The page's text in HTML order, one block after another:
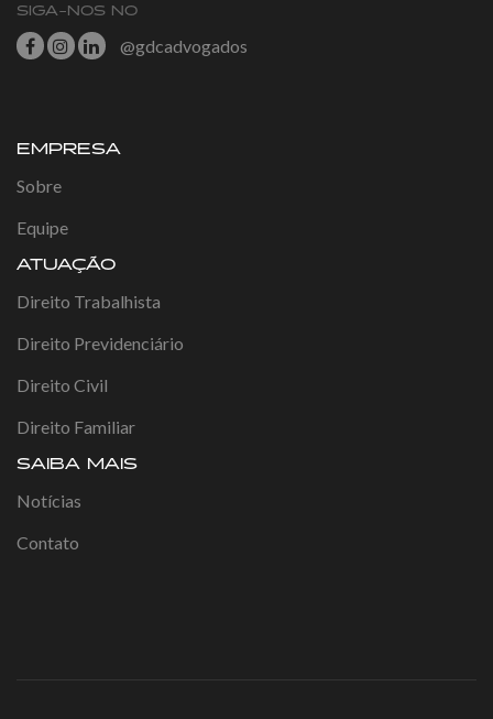
SIGA-NOS NO
@gdcadvogados
EMPRESA
Sobre
Equipe
ATUAÇÃO
Direito Trabalhista
Direito Previdenciário
Direito Civil
Direito Familiar
SAIBA MAIS
Notícias
Contato